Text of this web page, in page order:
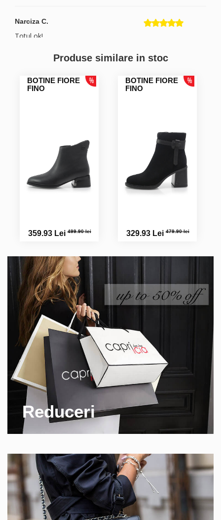
Narciza C.
Totul ok!
Produse similare in stoc
BOTINE FIORE
FINO
359.93 Lei499.90 lei
BOTINE FIORE
FINO
329.93 Lei479.90 lei
Reduceri